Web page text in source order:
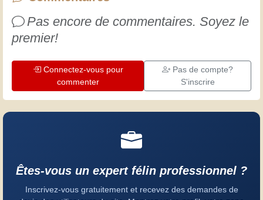
Pas encore de commentaires. Soyez le
premier!
Connectez-vous pour
commenter
Pas de compte?
S'inscrire
Êtes-vous un expert félin professionnel ?
Inscrivez-vous gratuitement et recevez des demandes de